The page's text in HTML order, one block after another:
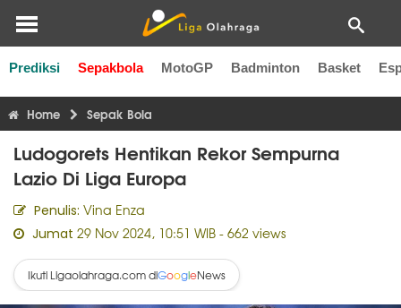
Prediksi Sepakbola MotoGP Badminton Basket
Liga Inggris Liga Italia Liga Spanyol Liga Perancis
Home Sepak Bola
Ludogorets Hentikan Rekor Sempurna
Lazio Di Liga Europa
Penulis: Vina Enza
Jumat 29 Nov 2024, 10:51 WIB - 662 views
Ikuti Ligaolahraga.com diGoogleNews